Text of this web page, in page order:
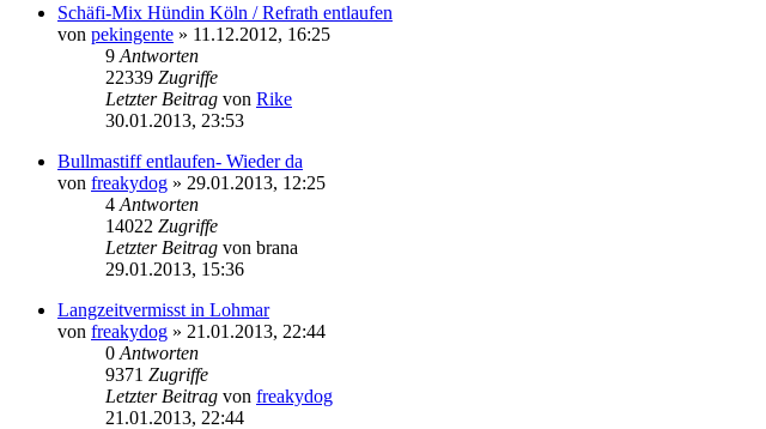
Schäfi-Mix Hündin Köln / Refrath entlaufen
von pekingente » 11.12.2012, 16:25
9 Antworten
22339 Zugriffe
Letzter Beitrag von Rike
30.01.2013, 23:53
Bullmastiff entlaufen- Wieder da
von freakydog » 29.01.2013, 12:25
4 Antworten
14022 Zugriffe
Letzter Beitrag von brana
29.01.2013, 15:36
Langzeitvermisst in Lohmar
von freakydog » 21.01.2013, 22:44
0 Antworten
9371 Zugriffe
Letzter Beitrag von freakydog
21.01.2013, 22:44